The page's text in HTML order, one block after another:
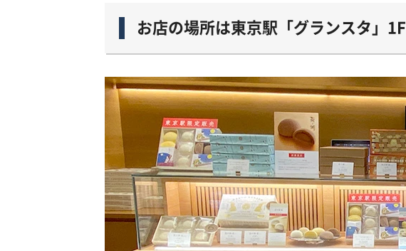
お店の場所は東京駅「グランスタ」1F